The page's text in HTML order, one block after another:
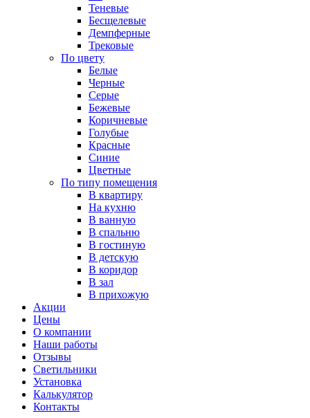
Теневые
Бесщелевые
Демпферные
Трековые
По цвету
Белые
Черные
Серые
Бежевые
Коричневые
Голубые
Красные
Синие
Цветные
По типу помещения
В квартиру
На кухню
В ванную
В спальню
В гостиную
В детскую
В коридор
В зал
В прихожую
Акции
Цены
О компании
Наши работы
Отзывы
Светильники
Установка
Калькулятор
Контакты